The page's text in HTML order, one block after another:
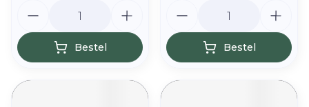
Bestel Bestel